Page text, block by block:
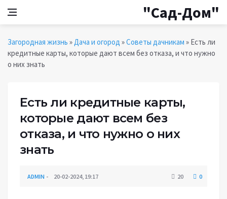
"Сад-Дом"
Загородная жизнь »Дача и огород »Советы дачникам » Есть ли
кредитные карты, которые дают всем без отказа, и что нужно
о них знать
Есть ли кредитные карты,
которые дают всем без
отказа, и что нужно о них
знать
ADMIN 20-02-2024, 19:17 20 0